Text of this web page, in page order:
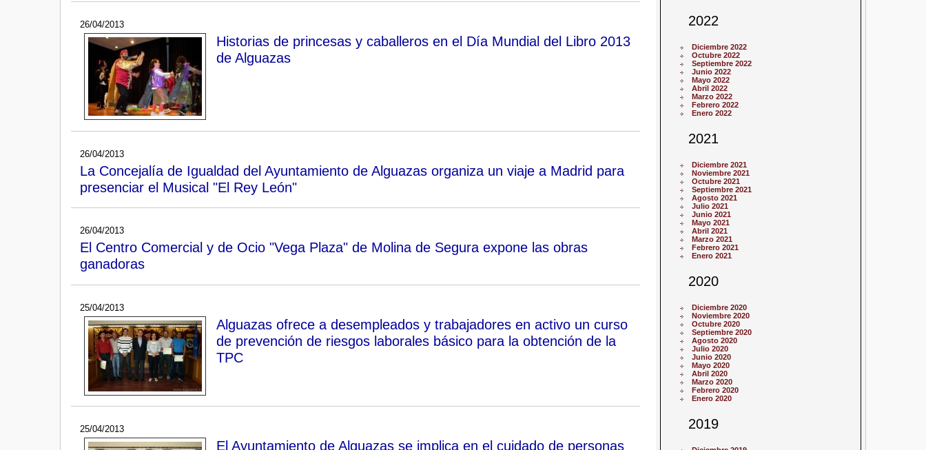
26/04/2013
Historias de princesas y caballeros en el Día Mundial del Libro 2013
de Alguazas
26/04/2013
La Concejalía de Igualdad del Ayuntamiento de Alguazas organiza un viaje a Madrid para
presenciar el Musical "El Rey León"
26/04/2013
El Centro Comercial y de Ocio "Vega Plaza" de Molina de Segura expone las obras
ganadoras
25/04/2013
Alguazas ofrece a desempleados y trabajadores en activo un curso
de prevención de riesgos laborales básico para la obtención de la
TPC
25/04/2013
El Ayuntamiento de Alguazas se implica en el cuidado de personas
2022
Diciembre 2022
Octubre 2022
Septiembre 2022
Junio 2022
Mayo 2022
Abril 2022
Marzo 2022
Febrero 2022
Enero 2022
2021
Diciembre 2021
Noviembre 2021
Octubre 2021
Septiembre 2021
Agosto 2021
Julio 2021
Junio 2021
Mayo 2021
Abril 2021
Marzo 2021
Febrero 2021
Enero 2021
2020
Diciembre 2020
Noviembre 2020
Octubre 2020
Septiembre 2020
Agosto 2020
Julio 2020
Junio 2020
Mayo 2020
Abril 2020
Marzo 2020
Febrero 2020
Enero 2020
2019